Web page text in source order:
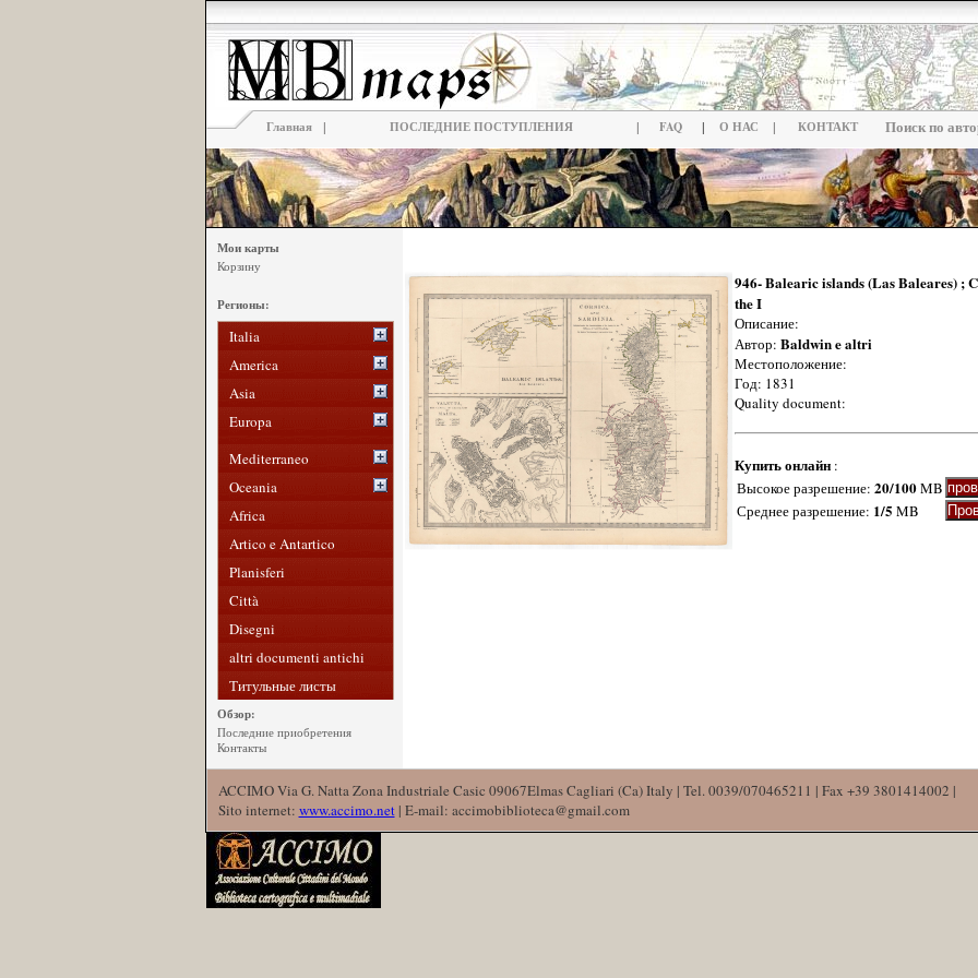
Главная | ПОСЛЕДНИЕ ПОСТУПЛЕНИЯ | FAQ | О НАС | КОНТАКТ Поиск по
Мои карты
Корзину
Регионы:
Italia
America
Asia
Europa
Mediterraneo
Oceania
Africa
Artico e Antartico
Planisferi
Città
Disegni
altri documenti antichi
Титульные листы
Обзор:
Последние приобретения
Контакты
946- Balearic islands (Las Baleares) ;
the I
Описание:
Автор: Baldwin e altri
Местоположение:
Год: 1831
Quality document:
Купить онлайн:
Высокое разрешение: 20/100MB
Среднее разрешение: 1/5 MB
ACCIMO Via G. Natta Zona Industriale Casic 09067Elmas Cagliari (Ca) Italy | Tel. 0039/070465211 | Fax +39 3801414002 |
Sito internet: www.accimo.net| E-mail: accimobiblioteca@gmail.com